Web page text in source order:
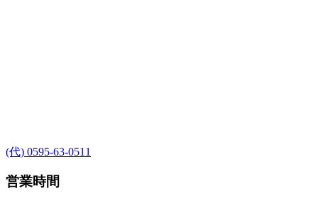
(代) 0595-63-0511
営業時間